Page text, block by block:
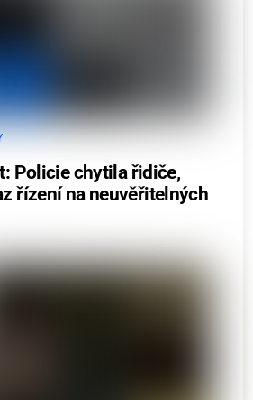
Policie chytila řidiče,
řízení na neuvěřitelných